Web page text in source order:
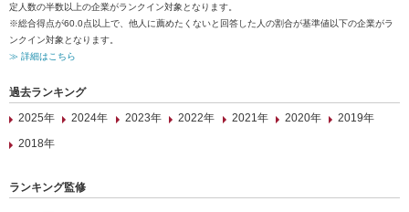
定人数の半数以上の企業がランクイン対象となります。
※総合得点が60.0点以上で、他人に薦めたくないと回答した人の割合が基準値以下の企業がラ
ンクイン対象となります。
≫ 詳細はこちら
過去ランキング
2025年
2024年 2023年 2022年 2021年 2020年
2019年
2018年
ランキング監修